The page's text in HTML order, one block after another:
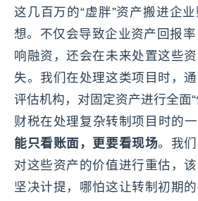
这几百万的“虚胖”资产搬进企
想。不仅会导致企业资产回报
响融资，还会在未来处置这些
失。我们在处理这类项目时，
评估机构，对固定资产进行全面
财税在处理复杂转制项目时的
能只看账面，更要看现场。我
对这些资产的价值进行重估，
坚决计提，哪怕这让转制初期